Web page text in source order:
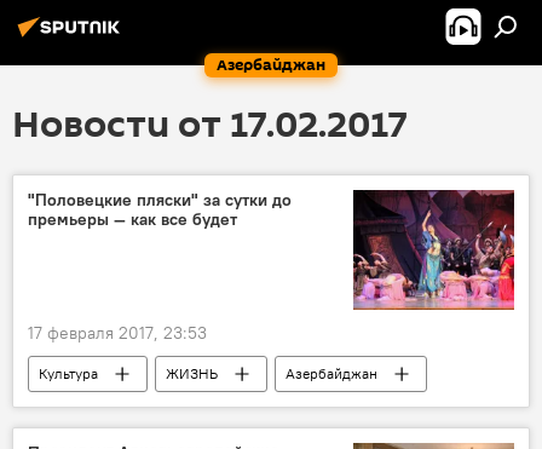
Азербайджан
Новости от 17.02.2017
"Половецкие пляски" за сутки до
премьеры — как все будет
17 февраля 2017, 23:53
Культура ЖИЗНЬ
Азербайджан
Новости
Баку
Александр Бородин